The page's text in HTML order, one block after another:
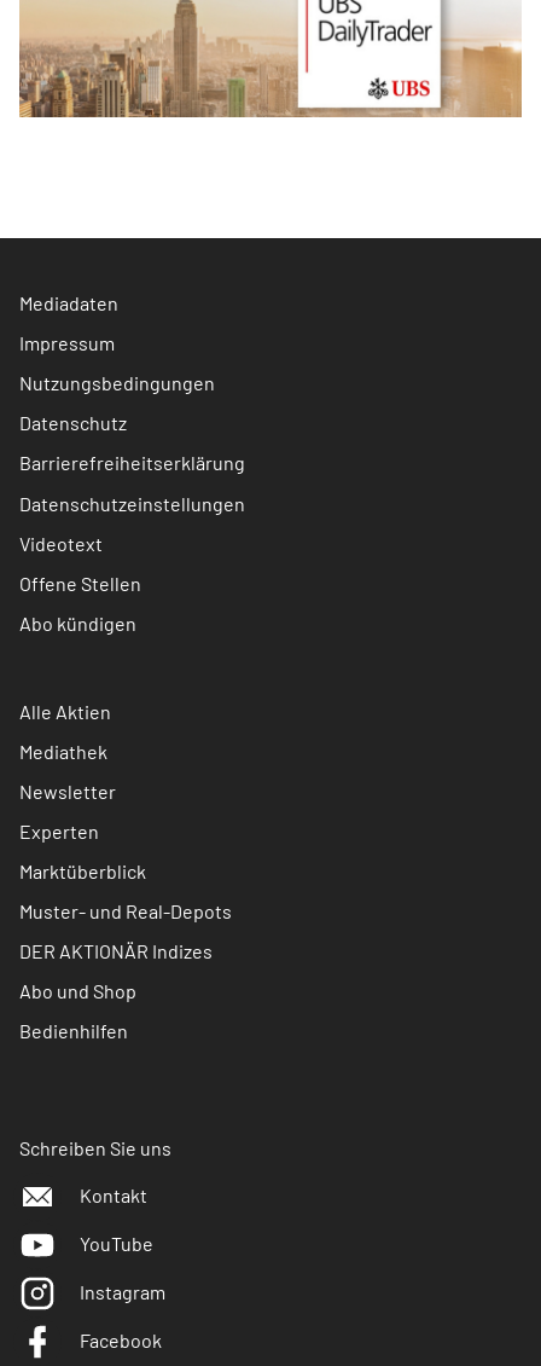
Mediadaten
Impressum
Nutzungsbedingungen
Datenschutz
Barrierefreiheitserklärung
Datenschutzeinstellungen
Videotext
Offene Stellen
Abo kündigen
Alle Aktien
Mediathek
Newsletter
Experten
Marktüberblick
Muster- und Real-Depots
DER AKTIONÄR Indizes
Abo und Shop
Bedienhilfen
Schreiben Sie uns
Kontakt
YouTube
Instagram
Facebook